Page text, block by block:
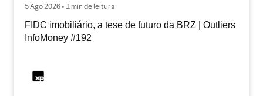
5 Ago 2026 • 1 min de leitura
FIDC imobiliário, a tese de futuro da BRZ | Outliers
InfoMoney #192